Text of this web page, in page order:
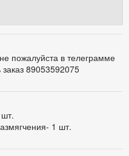
пожалуйста в телеграмме
89053592075
1 шт.